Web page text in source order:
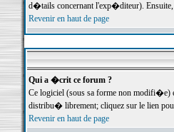
d�tails concernant l'exp�diteur). Ensuite,
Revenir en haut de page
Qui a �crit ce forum ?
Ce logiciel (sous sa forme non modifi�e)
distribu� librement; cliquez sur le lien
Revenir en haut de page